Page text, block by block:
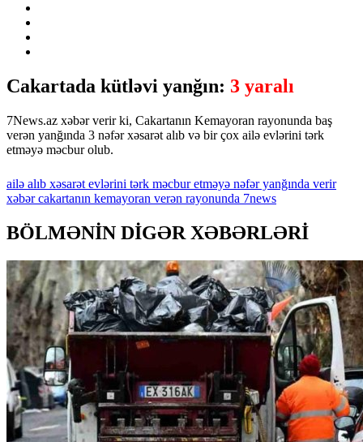
Cakartada kütləvi yanğın: 3 yaralı
7News.az xəbər verir ki, Cakartanın Kemayoran rayonunda baş
verən yanğında 3 nəfər xəsarət alıb və bir çox ailə evlərini tərk
etməyə məcbur olub.
ailə alıb xəsarət evlərini tərk məcburetməyə nəfəryanğında verir
xəbərcakartanın kemayoran verən rayonunda 7news
BÖLMƏNİN DİGƏR XƏBƏRLƏRİ